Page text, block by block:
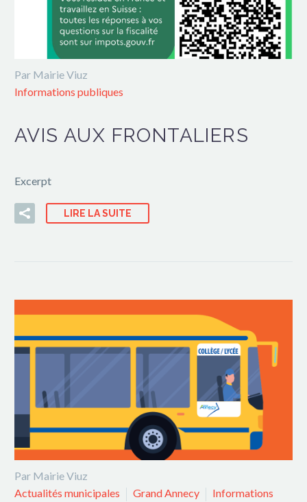
Par Mairie Viuz
Informations publiques
AVIS AUX FRONTALIERS
Excerpt
LIRE LA SUITE
Par Mairie Viuz
Actualités municipales
Grand Annecy
Informations